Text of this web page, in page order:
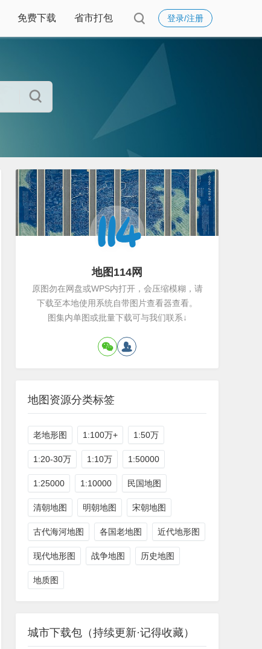
登录/注册
免费下载 省市打包
地图114网
原图勿在网盘或WPS内打开，会压缩模糊，请
下载至本地使用系统自带图片查看器查看。
图集内单图或批量下载可与我们联系↓
地图资源分类标签
老地形图 1:100万+ 1:50万
1:20-30万 1:10万 1:50000
1:25000 1:10000 民国地图
清朝地图 明朝地图 宋朝地图
古代海河地图 各国老地图 近代地形图
现代地形图 战争地图 历史地图
地质图
城市下载包（持续更新·记得收藏）